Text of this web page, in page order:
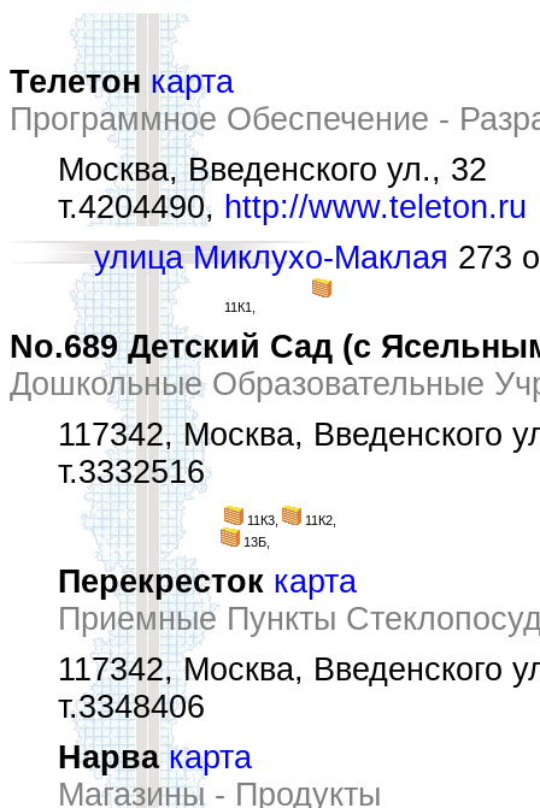
Телетон карта
Программное Обеспечение -
Москва, Введенского ул., 32
т.4204490, http://www.teleton.ru
улица Миклухо-Маклая 273
11К1,
No.689 Детский Сад (с
Дошкольные Образовательные
117342, Москва, Введенского
т.3332516
11К3,
11К2,
13Б,
Перекресток карта
Приемные Пункты
117342, Москва, Введенского
т.3348406
Нарва карта
Магазины - Продукты